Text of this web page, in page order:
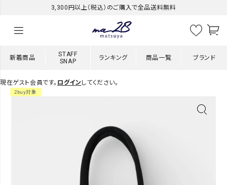
3,300円以上（税込）のご購入で全品送料無料
新着商品
STAFF
SNAP
ランキング 商品一覧 ブランド
現在ゲスト会員です。 ログインしてください。
2buy対象